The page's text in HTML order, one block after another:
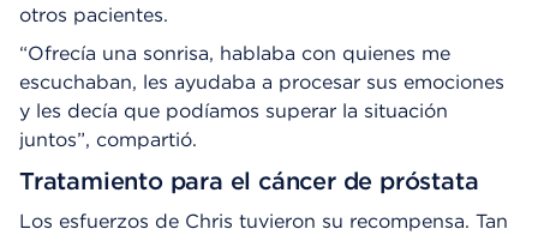
otros pacientes.
“Ofrecía una sonrisa, hablaba con quienes me
escuchaban, les ayudaba a procesar sus emociones
y les decía que podíamos superar la situación
juntos”, compartió.
Tratamiento para el cáncer de próstata
Los esfuerzos de Chris tuvieron su recompensa. Tan